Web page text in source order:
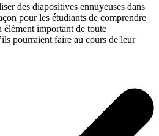
des diapositives ennuyeuses dans
pour les étudiants de comprendre
élément important de toute
pourraient faire au cours de leur